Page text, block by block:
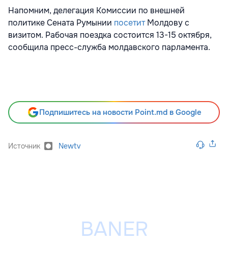
Напомним, делегация Комиссии по внешней
политике Сената Румынии посетитМолдову с
визитом. Рабочая поездка состоится 13-15 октября,
сообщила пресс-служба молдавского парламента.
Подпишитесь на новости Point.md в Google
Источник Newtv